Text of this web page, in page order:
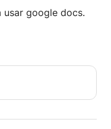
usar google docs.